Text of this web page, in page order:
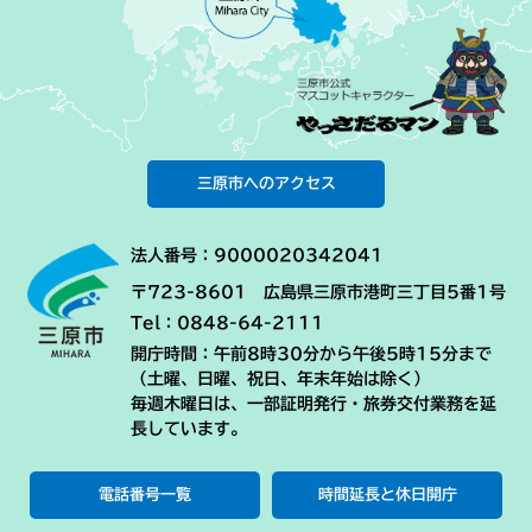
三原市へのアクセス
法人番号：9000020342041
〒723-8601 広島県三原市港町三丁目5番1号
Tel：0848-64-2111
開庁時間：午前8時30分から午後5時15分まで
（土曜、日曜、祝日、年末年始は除く）
毎週木曜日は、一部証明発行・旅券交付業務を延
長しています。
電話番号一覧 時間延長と休日開庁